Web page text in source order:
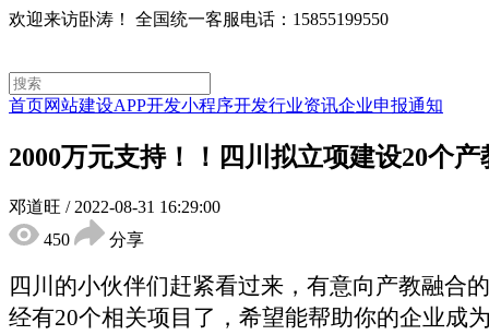
欢迎来访卧涛！ 全国统一客服电话：15855199550
首页网站建设APP开发小程序开发行业资讯企业申报通知
2000万元支持！！四川拟立项建设20个
邓道旺 / 2022-08-31 16:29:00
450
分享
四川的小伙伴们赶紧看过来，有意向产教融合
经有20个相关项目了，希望能帮助你的企业成